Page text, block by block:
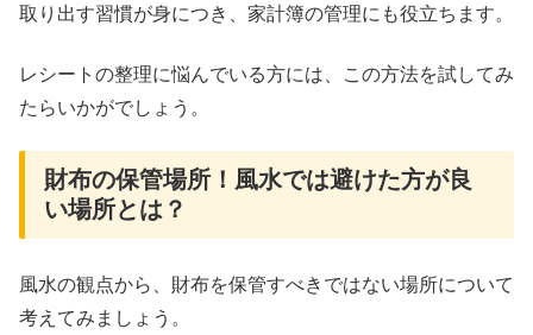
取り出す習慣が身につき、家計簿の管理にも役立ちます。
レシートの整理に悩んでいる方には、この方法を試してみ
たらいかがでしょう。
​​財布の保管場所！風水では避けた方が良
い場所とは？
風水の観点から、財布を保管すべきではない場所について
考えてみましょう。